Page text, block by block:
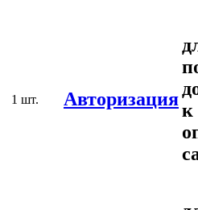
1 шт. Авторизация
к